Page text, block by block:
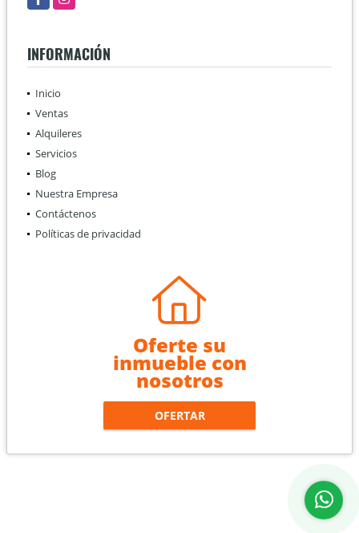
INFORMACIÓN
Inicio
Ventas
Alquileres
Servicios
Blog
Nuestra Empresa
Contáctenos
Políticas de privacidad
Oferte su
inmueble con
nosotros
OFERTAR